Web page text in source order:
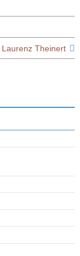
Theinert